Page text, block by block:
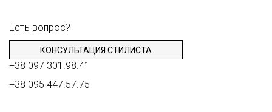
Есть вопрос?
КОНСУЛЬТАЦИЯ СТИЛИСТА
+38 097 301.98.41
+38 095 447.57.75